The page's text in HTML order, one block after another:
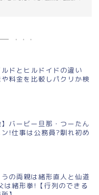
ドとヒルドイドの違い
料金を比較しパクリか検
】バービー旦那・つーたん
!仕事は公務員?馴れ初め
の両親は緒形直人と仙道
は緒形拳!【行列のできる